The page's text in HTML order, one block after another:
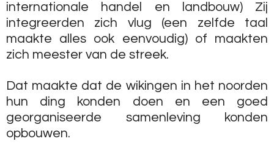
internationale handel en landbouw) Zij
integreerden zich vlug (een zelfde taal
maakte alles ook eenvoudig) of maakten
zich meester van de streek.
Dat maakte dat de wikingen in het noorden
hun ding konden doen en een goed
georganiseerde samenleving konden
opbouwen.